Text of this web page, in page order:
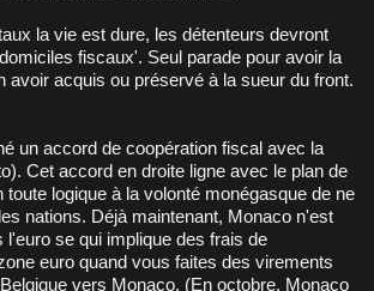
la vie est dure, les détenteurs devront
fiscaux'. Seul parade pour avoir la
avoir acquis ou préservé à la sueur du front.
un accord de coopération fiscal avec la
Cet accord en droite ligne avec le plan de
toute logique à la volonté monégasque de ne
nations. Déjà maintenant, Monaco n'est
l'euro se qui implique des frais de
euro quand vous faites des virements
vers Monaco. (En octobre, Monaco